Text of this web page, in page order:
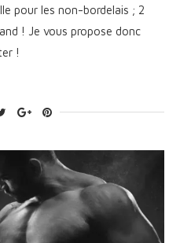
pour les non-bordelais ; 2
! Je vous propose donc
!